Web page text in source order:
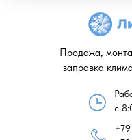
с
Продажа,
заправка